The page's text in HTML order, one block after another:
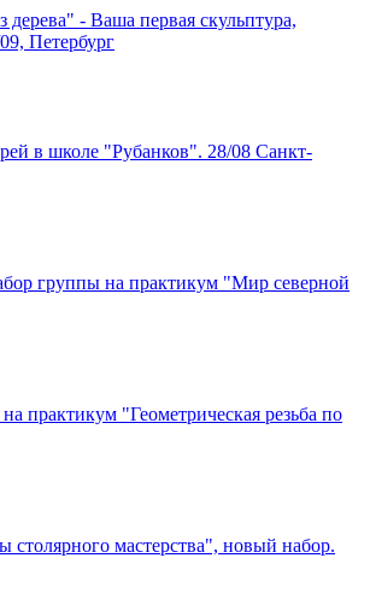
дерева" - Ваша первая скульптура,
Петербург
в школе "Рубанков". 28/08 Санкт-
группы на практикум "Мир северной
практикум "Геометрическая резьба по
мастерства", новый набор.